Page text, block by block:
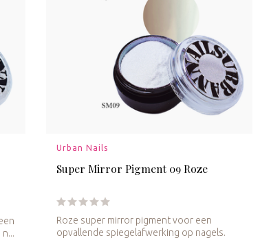
Urban Nails
Super Mirror Pigment 09 Roze
Roze super mirror pigment voor een
opvallende spiegelafwerking op nagels.